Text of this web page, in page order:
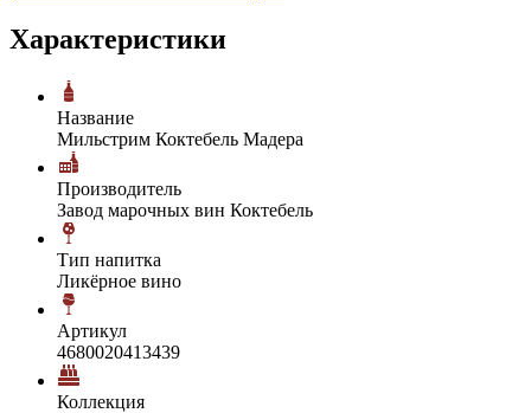
Характеристики
Название
Мильстрим Коктебель Мадера
Производитель
Завод марочных вин Коктебель
Тип напитка
Ликёрное вино
Артикул
4680020413439
Коллекция